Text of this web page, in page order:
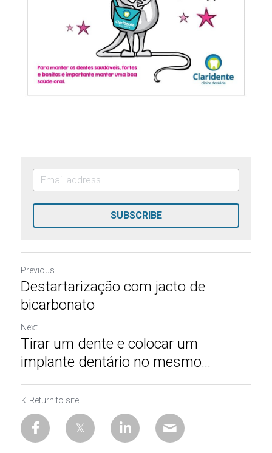
SUBSCRIBE
Previous
Destartarização com jacto de
bicarbonato
Next
Tirar um dente e colocar um
implante dentário no mesmo...
Return to site